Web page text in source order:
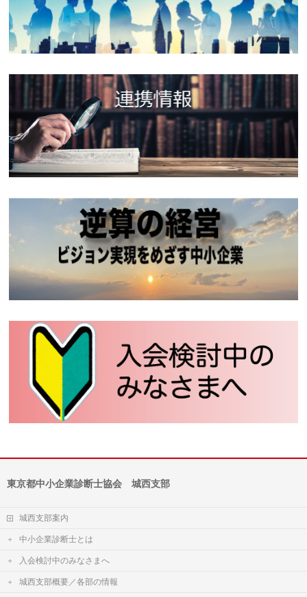
東京都中小企業診断士協会 城西支部
城西支部案内
中小企業診断士とは
入会検討中のみなさまへ
城西支部概要／各部の情報